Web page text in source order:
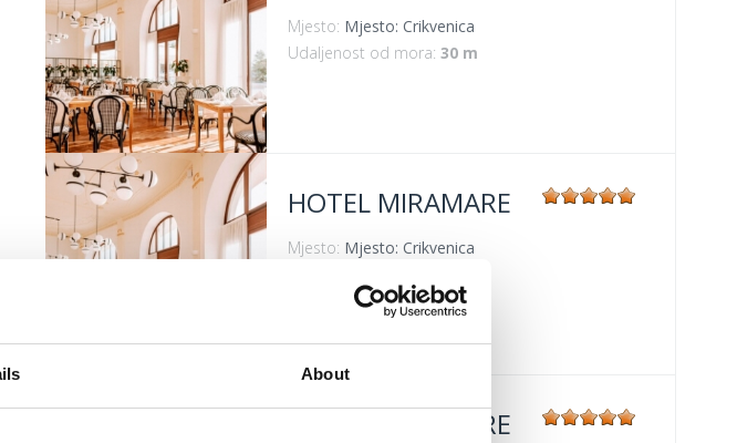
About
Mjesto: Mjesto: Crikvenica
Udaljenost od mora: 30 m
HOTEL MIRAMARE
Mjesto: Mjesto: Crikvenica
HOTEL MIRAMARE